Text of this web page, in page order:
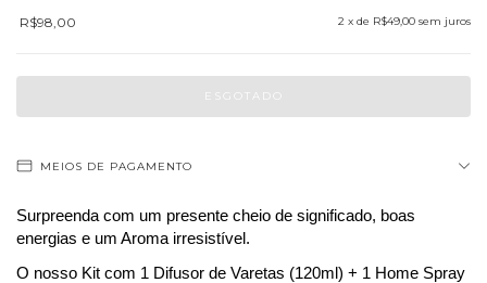
R$98,00 2 x de R$49,00 sem juros
MEIOS DE PAGAMENTO
Surpreenda com um presente cheio de significado, boas
energias e um Aroma irresistível.
O nosso Kit com 1 Difusor de Varetas (120ml) + 1 Home Spray